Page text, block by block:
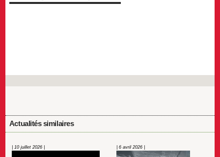
Actualités similaires
| 10 juillet 2026 | | 6 avril 2026 |